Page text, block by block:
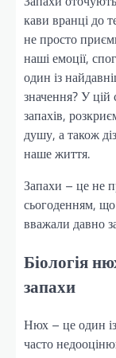
кави вранці до
не просто
наші емоції,
один із
значення? У цій
запахів,
душу, а також
наше життя.
Запахи – це не
сьогоденням,
вважали давно
Біологія
запахи
Нюх – це один
часто